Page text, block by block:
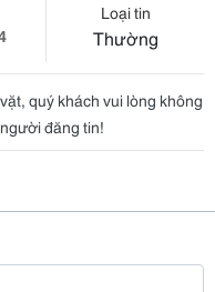
Loại tin
Thường
quý khách vui lòng không
đăng tin!